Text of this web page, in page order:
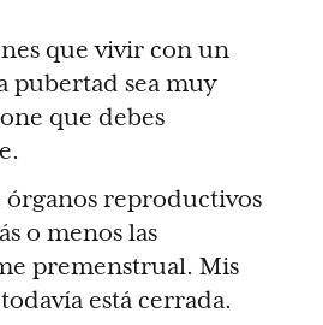
que vivir con un
pubertad sea muy
que debes
reproductivos
o menos las
premenstrual. Mis
está cerrada.